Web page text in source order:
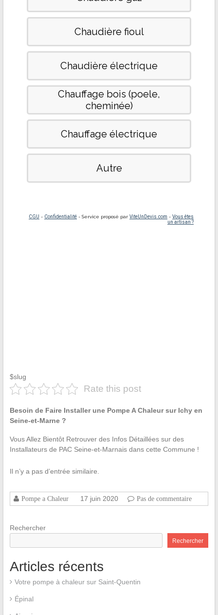
$slug
Rate this post
Besoin de Faire Installer une Pompe A Chaleur sur Ichy en
Seine-et-Marne ?
Vous Allez Bientôt Retrouver des Infos Détaillées sur des
Installateurs de PAC Seine-et-Marnais dans cette Commune !
Il n’y a pas d’entrée similaire.
Pompe a Chaleur 17 juin 2020 Pas de commentaire
Rechercher
Rechercher
Articles récents
Votre pompe à chaleur sur Saint-Quentin
Épinal